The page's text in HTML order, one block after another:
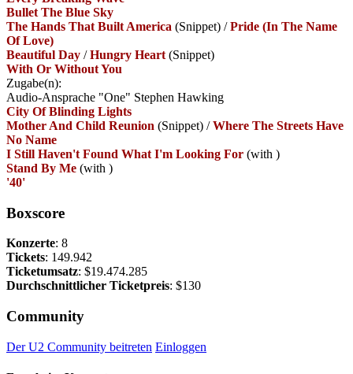
Bullet The Blue Sky
The Hands That Built America (Snippet) /Pride (In The Name
Of Love)
Beautiful Day /Hungry Heart (Snippet)
With Or Without You
Zugabe(n):
Audio-Ansprache "One" Stephen Hawking
City Of Blinding Lights
Mother And Child Reunion (Snippet) /Where The Streets Have
No Name
I Still Haven't Found What I'm Looking For (with )
Stand By Me (with )
'40'
Boxscore
Konzerte: 8
Tickets: 149.942
Ticketumsatz: $19.474.285
Durchschnittlicher Ticketpreis: $130
Community
Der U2 Community beitreten Einloggen